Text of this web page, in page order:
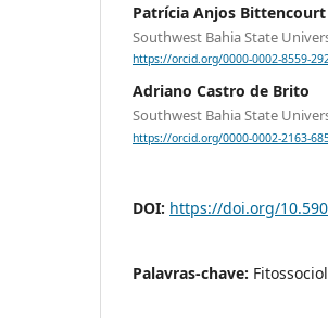
Patrícia Anjos
Southwest Bahia State
https://orcid.org/0000-0002-8559-
Adriano Castro de Brito
Southwest Bahia State
https://orcid.org/0000-0002-2163-
DOI: https://doi.org/
Palavras-chave: